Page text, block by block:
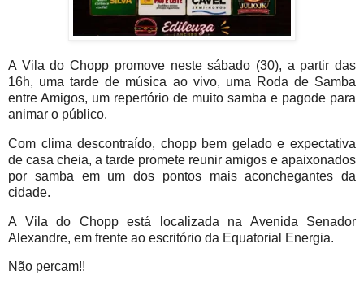
A Vila do Chopp promove neste sábado (30), a partir das
16h, uma tarde de música ao vivo, uma Roda de Samba
entre Amigos, um repertório de muito samba e pagode para
animar o público.
Com clima descontraído, chopp bem gelado e expectativa
de casa cheia, a tarde promete reunir amigos e apaixonados
por samba em um dos pontos mais aconchegantes da
cidade.
A Vila do Chopp está localizada na Avenida Senador
Alexandre, em frente ao escritório da Equatorial Energia.
Não percam!!